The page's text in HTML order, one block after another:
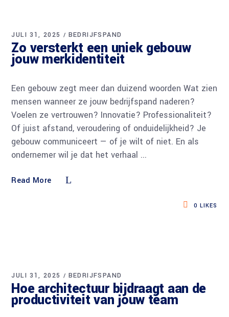
JULI 31, 2025 BEDRIJFSPAND
Zo versterkt een uniek gebouw
jouw merkidentiteit
Een gebouw zegt meer dan duizend woorden Wat zien
mensen wanneer ze jouw bedrijfspand naderen?
Voelen ze vertrouwen? Innovatie? Professionaliteit?
Of juist afstand, veroudering of onduidelijkheid? Je
gebouw communiceert — of je wilt of niet. En als
ondernemer wil je dat het verhaal
Read More
0 LIKES
JULI 31, 2025 BEDRIJFSPAND
Hoe architectuur bijdraagt aan de
productiviteit van jouw team